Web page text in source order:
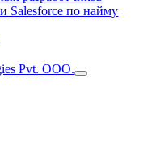
Salesforce по найму
Pvt. ООО.